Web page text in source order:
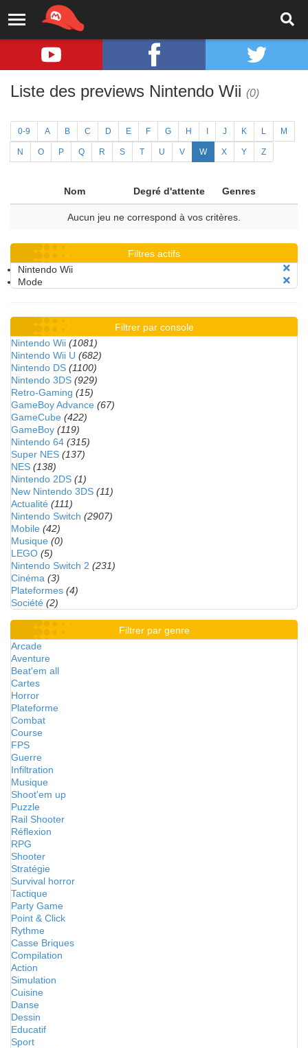
Liste des previews Nintendo Wii (0)
0-9 A B C D E F G H J K L M
N O P Q R S T U V W X Y Z
Nom Degré d'attente Genres
Aucun jeu ne correspond à vos critères.
Filtres actifs
Nintendo Wii
Mode
Filtrer par console
Nintendo Wii (1081)
Nintendo Wii U (682)
Nintendo DS (1100)
Nintendo 3DS (929)
Retro-Gaming (15)
GameBoy Advance (67)
GameCube (422)
GameBoy (119)
Nintendo 64 (315)
Super NES (137)
NES (138)
Nintendo 2DS (1)
New Nintendo 3DS (11)
Actualité (111)
Nintendo Switch (2907)
Mobile (42)
Musique (0)
LEGO (5)
Nintendo Switch 2 (231)
Cinéma (3)
Plateformes (4)
Société (2)
Filtrer par genre
Arcade
Aventure
Beat'em all
Cartes
Horror
Plateforme
Combat
Course
FPS
Guerre
Infiltration
Musique
Shoot'em up
Puzzle
Rail Shooter
Réflexion
RPG
Shooter
Stratégie
Survival horror
Tactique
Party Game
Point & Click
Rythme
Casse Briques
Compilation
Action
Simulation
Cuisine
Danse
Dessin
Educatif
Sport